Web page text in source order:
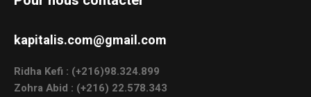
kapitalis.com@gmail.com
Ridha Kefi : (+216)98.324.899
Zohra Abid : (+216) 22.578.343